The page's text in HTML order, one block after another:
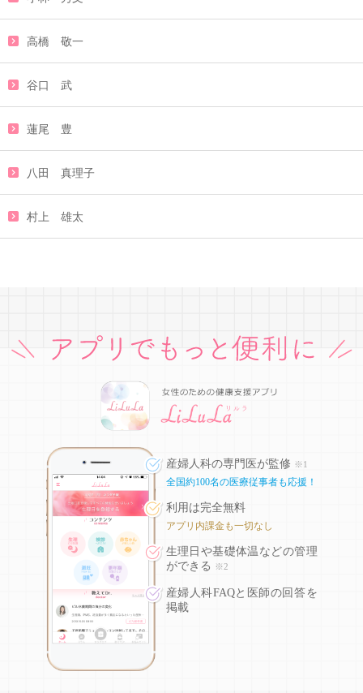
高橋 敬一
谷口 武
蓮尾 豊
八田 真理子
村上 雄太
産婦人科の専門医が監修 ※1
全国約100名の医療従事者も応援！
利用は完全無料
アプリ内課金も一切なし
生理日や基礎体温などの管理
ができる
※2
産婦人科FAQと医師の回答を
掲載